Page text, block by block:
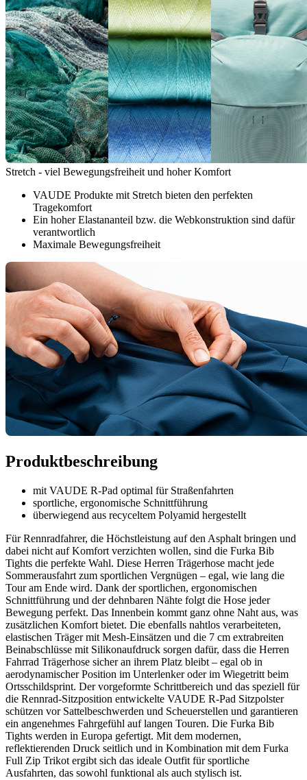
Stretch - viel Bewegungsfreiheit und hoher Komfort
VAUDE Produkte mit Stretch bieten den perfekten
Tragekomfort
Ein hoher Elastananteil bzw. die Webkonstruktion sind dafür
verantwortlich
Maximale Bewegungsfreiheit
Produktbeschreibung
mit VAUDE R-Pad optimal für Straßenfahrten
sportliche, ergonomische Schnittführung
überwiegend aus recyceltem Polyamid hergestellt
Für Rennradfahrer, die Höchstleistung auf den Asphalt bringen und
dabei nicht auf Komfort verzichten wollen, sind die Furka Bib
Tights die perfekte Wahl. Diese Herren Trägerhose macht jede
Sommerausfahrt zum sportlichen Vergnügen – egal, wie lang die
Tour am Ende wird. Dank der sportlichen, ergonomischen
Schnittführung und der dehnbaren Nähte folgt die Hose jeder
Bewegung perfekt. Das Innenbein kommt ganz ohne Naht aus, was
zusätzlichen Komfort bietet. Die ebenfalls nahtlos verarbeiteten,
elastischen Träger mit Mesh-Einsätzen und die 7 cm extrabreiten
Beinabschlüsse mit Silikonaufdruck sorgen dafür, dass die Herren
Fahrrad Trägerhose sicher an ihrem Platz bleibt – egal ob in
aerodynamischer Position im Unterlenker oder im Wiegetritt beim
Ortsschildsprint. Der vorgeformte Schrittbereich und das speziell für
die Rennrad-Sitzposition entwickelte VAUDE R-Pad Sitzpolster
schützen vor Sattelbeschwerden und Scheuerstellen und garantieren
ein angenehmes Fahrgefühl auf langen Touren. Die Furka Bib
Tights werden in Europa gefertigt. Mit dem modernen,
reflektierenden Druck seitlich und in Kombination mit dem Furka
Full Zip Trikot ergibt sich das ideale Outfit für sportliche
Ausfahrten, das sowohl funktional als auch stylisch ist.